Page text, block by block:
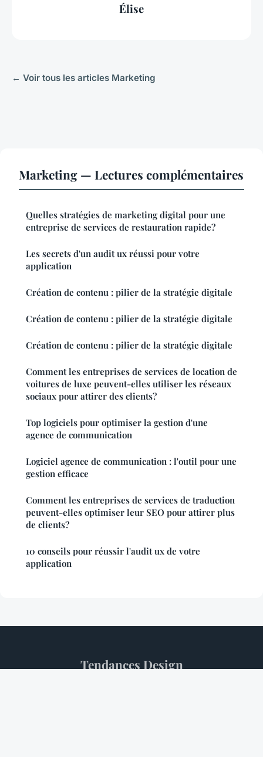
Élise
← Voir tous les articles Marketing
Marketing — Lectures complémentaires
Quelles stratégies de marketing digital pour une
entreprise de services de restauration rapide?
Les secrets d'un audit ux réussi pour votre
application
Création de contenu : pilier de la stratégie digitale
Création de contenu : pilier de la stratégie digitale
Création de contenu : pilier de la stratégie digitale
Comment les entreprises de services de location de
voitures de luxe peuvent-elles utiliser les réseaux
sociaux pour attirer des clients?
Top logiciels pour optimiser la gestion d'une
agence de communication
Logiciel agence de communication : l'outil pour une
gestion efficace
Comment les entreprises de services de traduction
peuvent-elles optimiser leur SEO pour attirer plus
de clients?
10 conseils pour réussir l'audit ux de votre
application
Tendances Design